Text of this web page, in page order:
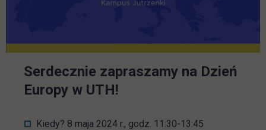
Serdecznie zapraszamy na Dzień
Europy w UTH!
Kiedy? 8 maja 2024 r., godz. 11:30-13:45